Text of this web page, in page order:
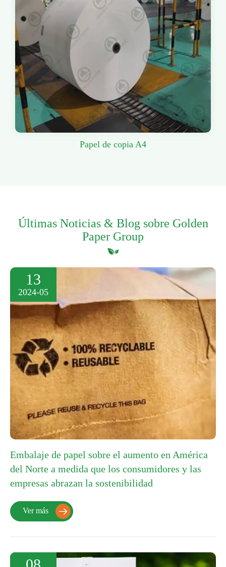
Papel de copia A4
Últimas Noticias & Blog sobre Golden
Paper Group
13
2024-05
Embalaje de papel sobre el aumento en América
del Norte a medida que los consumidores y las
empresas abrazan la sostenibilidad
Ver más 